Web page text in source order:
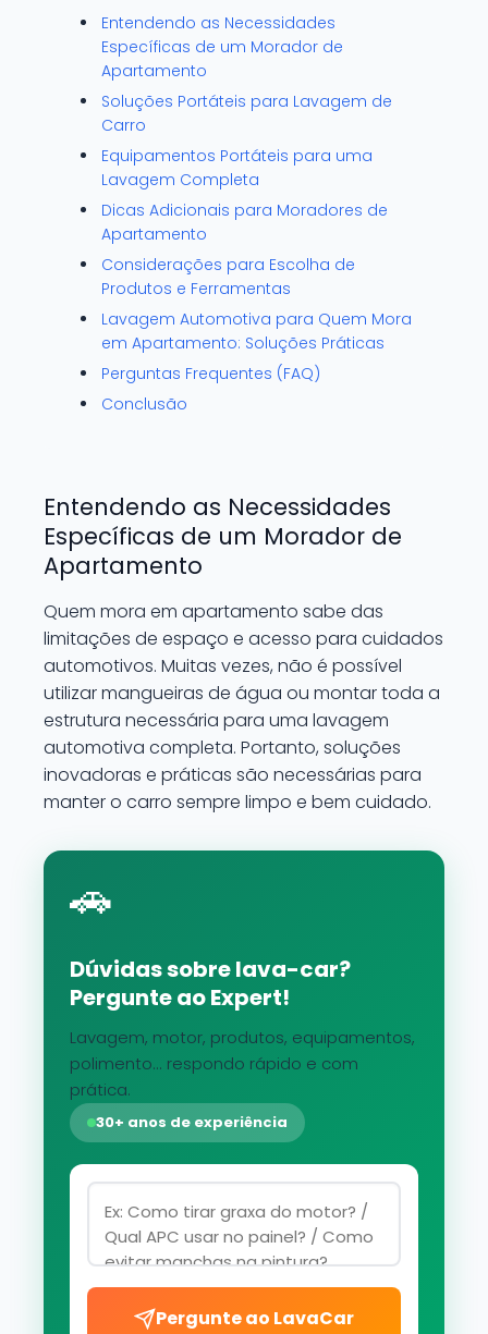
Entendendo as Necessidades
Específicas de um Morador de
Apartamento
Soluções Portáteis para Lavagem de
Carro
Equipamentos Portáteis para uma
Lavagem Completa
Dicas Adicionais para Moradores de
Apartamento
Considerações para Escolha de
Produtos e Ferramentas
Lavagem Automotiva para Quem Mora
em Apartamento: Soluções Práticas
Perguntas Frequentes (FAQ)
Conclusão
Entendendo as Necessidades
Específicas de um Morador de
Apartamento
Quem mora em apartamento sabe das
limitações de espaço e acesso para cuidados
automotivos. Muitas vezes, não é possível
utilizar mangueiras de água ou montar toda a
estrutura necessária para uma lavagem
automotiva completa. Portanto, soluções
inovadoras e práticas são necessárias para
manter o carro sempre limpo e bem cuidado.
🚗
Dúvidas sobre lava-car?
Pergunte ao Expert!
Lavagem, motor, produtos, equipamentos,
polimento... respondo rápido e com
prática.
30+ anos de experiência
Pergunte ao LavaCar